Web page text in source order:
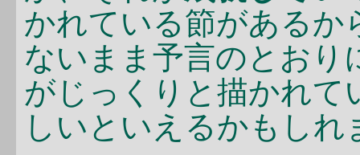
かれている節があるか
ないまま予言のとおり
がじっくりと描かれて
しいといえるかもしれ